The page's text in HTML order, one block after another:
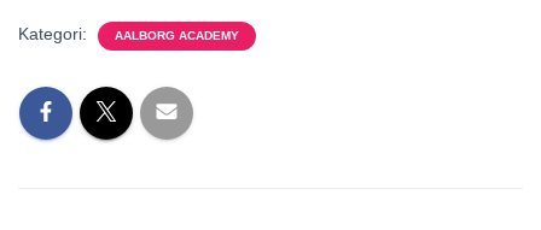
Kategori: AALBORG ACADEMY